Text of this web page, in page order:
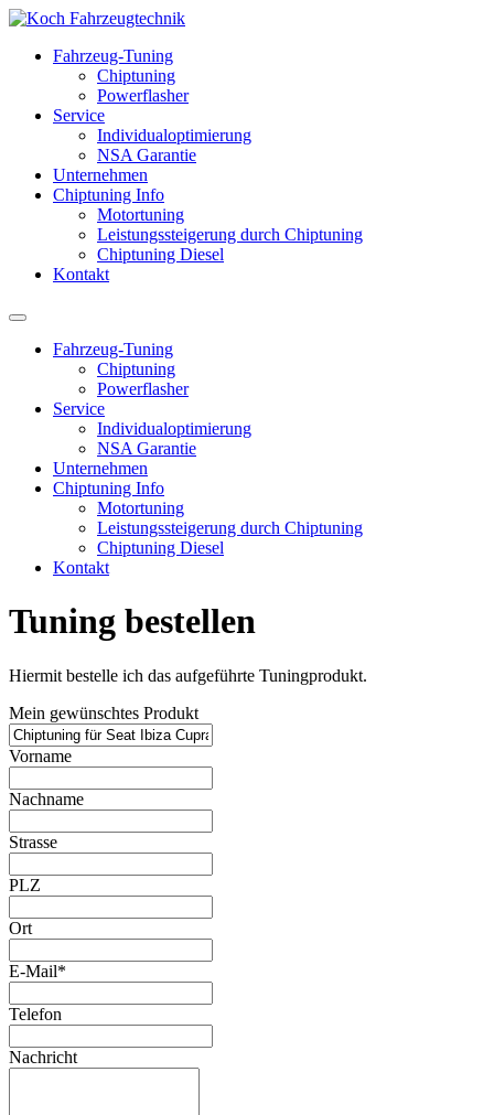
Fahrzeug-Tuning
Chiptuning
Powerflasher
Service
Individualoptimierung
NSA Garantie
Unternehmen
Chiptuning Info
Motortuning
Leistungssteigerung durch Chiptuning
Chiptuning Diesel
Kontakt
Fahrzeug-Tuning
Chiptuning
Powerflasher
Service
Individualoptimierung
NSA Garantie
Unternehmen
Chiptuning Info
Motortuning
Leistungssteigerung durch Chiptuning
Chiptuning Diesel
Kontakt
Tuning bestellen
Hiermit bestelle ich das aufgeführte Tuningprodukt.
Mein gewünschtes Produkt
Vorname
Nachname
Strasse
PLZ
Ort
E-Mail*
Telefon
Nachricht